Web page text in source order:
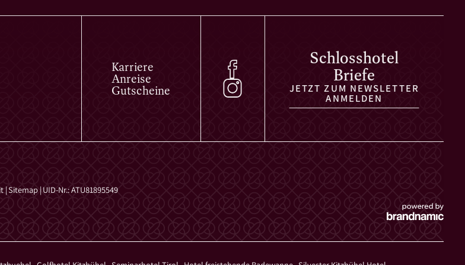
Karriere
Anreise
Gutscheine
Schlosshotel
Briefe
JETZT ZUM NEWSLETTER
ANMELDEN
|Sitemap |UID-Nr.: ATU81895549